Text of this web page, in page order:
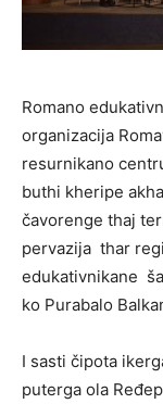
Romano
organizacija
resurnikano
buthi kheripe
čavorenge thaj
pervazija thar
edukativnikane
ko Purabalo
I sasti čipota
puterga ola